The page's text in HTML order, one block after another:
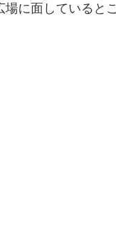
に面しているとこ